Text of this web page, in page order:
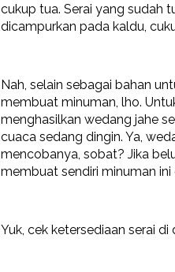
cukup tua. Serai yang sudah
dicampurkan pada kaldu,
Nah, selain sebagai bahan
membuat minuman, lho.
menghasilkan wedang jahe
cuaca sedang dingin. Ya,
mencobanya, sobat? Jika
membuat sendiri minuman ini
Yuk, cek ketersediaan serai di